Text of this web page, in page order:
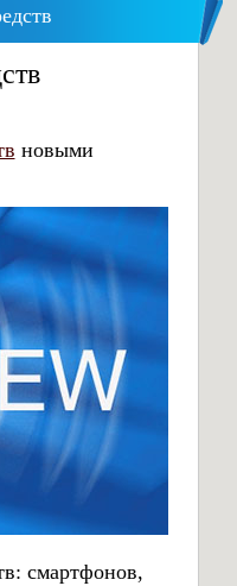
новыми
смартфонов,